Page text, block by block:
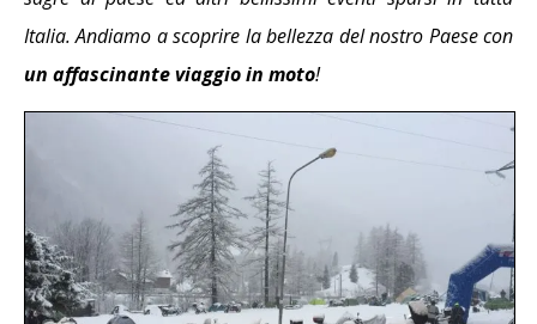
Italia. Andiamo a scoprire la bellezza del nostro Paese con
un affascinante viaggio in moto!